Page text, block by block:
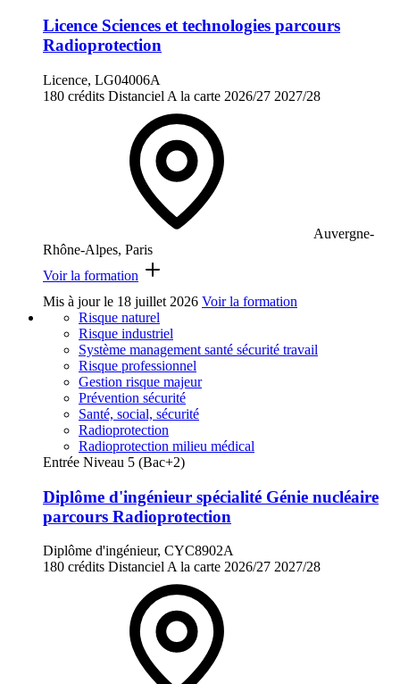
Licence Sciences et technologies parcours
Radioprotection
Licence, LG04006A
180 crédits Distanciel A la carte 2026/27 2027/28
Auvergne-
Rhône-Alpes, Paris
Voir la formation
Mis à jour le 18 juillet 2026 Voir la formation
Risque naturel
Risque industriel
Système management santé sécurité travail
Risque professionnel
Gestion risque majeur
Prévention sécurité
Santé, social, sécurité
Radioprotection
Radioprotection milieu médical
Entrée Niveau 5 (Bac+2)
Diplôme d'ingénieur spécialité Génie nucléaire
parcours Radioprotection
Diplôme d'ingénieur, CYC8902A
180 crédits DistancielA la carte 2026/27 2027/28